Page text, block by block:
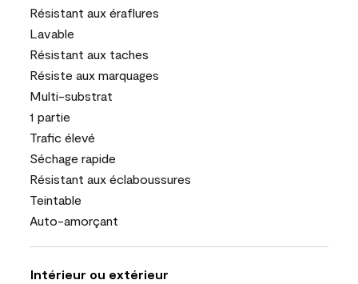
Résistant aux éraflures
Lavable
Résistant aux taches
Résiste aux marquages
Multi-substrat
1 partie
Trafic élevé
Séchage rapide
Résistant aux éclaboussures
Teintable
Auto-amorçant
Intérieur ou extérieur